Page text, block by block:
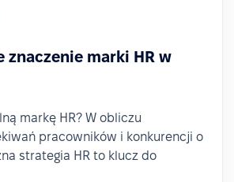
znaczenie marki HR w
markę HR? W obliczu
pracowników i konkurencji o
strategia HR to klucz do